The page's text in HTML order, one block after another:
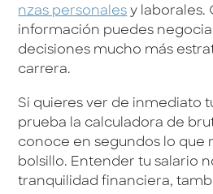
nzas personales y laborales.
información puedes
decisiones mucho más
carrera.
Si quieres ver de inmediato
prueba la calculadora de
conoce en segundos lo que
bolsillo. Entender tu salario
tranquilidad financiera,